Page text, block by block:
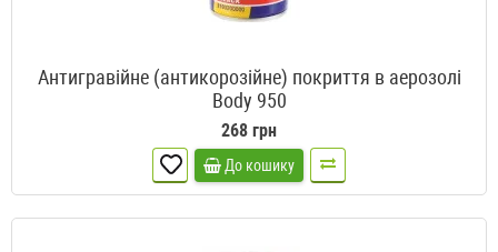
Антигравійне (антикорозійне) покриття в аерозолі
Body 950
268 грн
До кошику